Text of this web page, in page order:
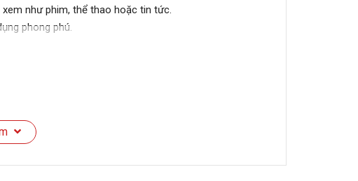
như phim, thể thao hoặc tin tức.
phong phú.